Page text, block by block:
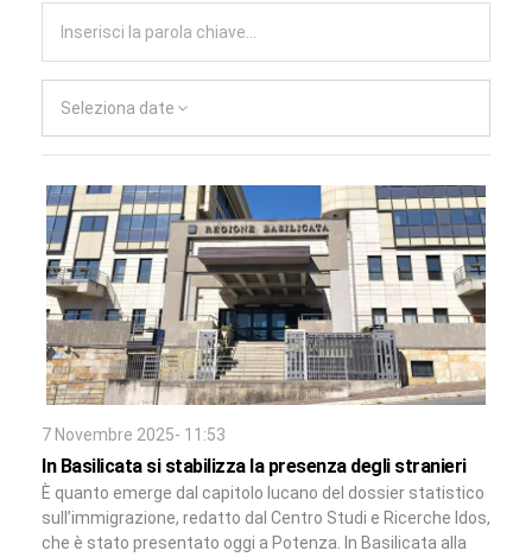
Seleziona date
7 Novembre 2025- 11:53
In Basilicata si stabilizza la presenza degli stranieri
È quanto emerge dal capitolo lucano del dossier statistico
sull’immigrazione, redatto dal Centro Studi e Ricerche Idos,
che è stato presentato oggi a Potenza. In Basilicata alla